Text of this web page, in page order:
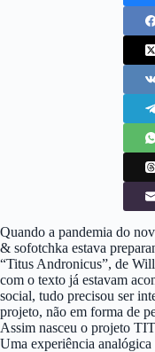
Quando a pandemia do
& sofotchka estava
“Titus Andronicus”, de
com o texto já estavam
social, tudo precisou ser
projeto, não em forma de
Assim nasceu o projeto
Uma experiência